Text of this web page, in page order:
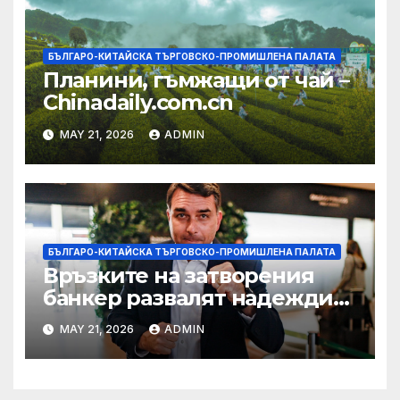
БЪЛГАРО-КИТАЙСКА ТЪРГОВСКО-ПРОМИШЛЕНА ПАЛАТА
Планини, гъмжащи от чай –
Chinadaily.com.cn
MAY 21, 2026 ADMIN
БЪЛГАРО-КИТАЙСКА ТЪРГОВСКО-ПРОМИШЛЕНА ПАЛАТА
Връзките на затворения
банкер развалят надеждите
на Флавио Болсонаро за
президент на Бразилия
MAY 21, 2026 ADMIN